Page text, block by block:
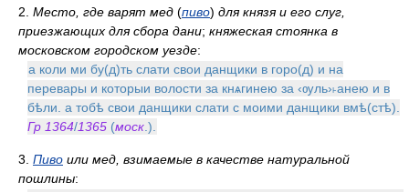
2. Место, где варят мед (пиво) для князя и его слуг,
приезжающих для сбора дани; княжеская стоянка в
московском городском уезде:
а коли ми бу(д)ть слати свои данщики в горо(д) и на
перевары и которыи волости за кнѧгинею за ‹ѹль›˫анею и в
бѣли. а тобѣ свои данщики слати с моими данщики вмѣ(стѣ).
Гр 1364/1365 (моск .).
3. Пиво или мед, взимаемые в качестве натуральной
пошлины: